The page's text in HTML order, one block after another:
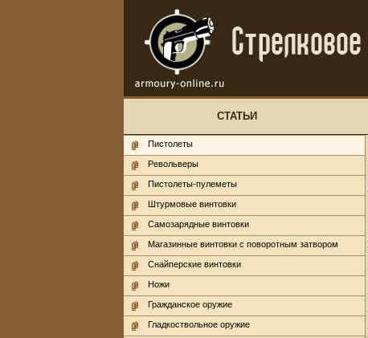
СТАТЬИ
Пистолеты
Револьверы
Пистолеты-пулеметы
Штурмовые винтовки
Самозарядные винтовки
Магазинные винтовки с поворотным затвором
Снайперские винтовки
Ножи
Гражданское оружие
Гладкоствольное оружие